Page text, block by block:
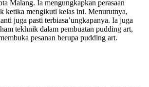
Malang. Ia mengungkapkan perasaan
ketika mengikuti kelas ini. Menurutnya,
juga pasti terbiasa’ungkapanya. Ia juga
tekhnik dalam pembuatan pudding art,
pesanan berupa pudding art.